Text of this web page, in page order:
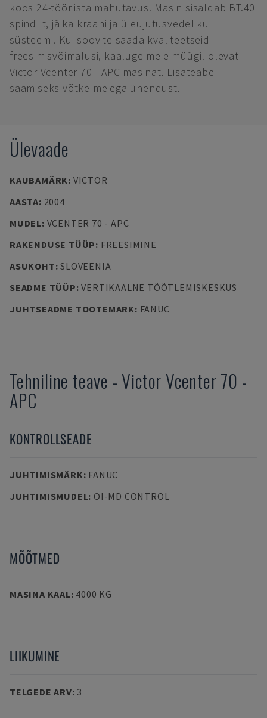
koos 24-tööriista mahutavus. Masin sisaldab BT.40
spindlit, jäika kraani ja üleujutusvedeliku
süsteemi. Kui soovite saada kvaliteetseid
freesimisvõimalusi, kaaluge meie müügil olevat
Victor Vcenter 70 - APC masinat. Lisateabe
saamiseks võtke meiega ühendust.
Ülevaade
KAUBAMÄRK: VICTOR
AASTA: 2004
MUDEL: VCENTER 70 - APC
RAKENDUSE TÜÜP: FREESIMINE
ASUKOHT:SLOVEENIA
SEADME TÜÜP:VERTIKAALNE TÖÖTLEMISKESKUS
JUHTSEADME TOOTEMARK: FANUC
Tehniline teave - Victor Vcenter 70 -
APC
KONTROLLSEADE
JUHTIMISMÄRK: FANUC
JUHTIMISMUDEL: OI-MD CONTROL
MÕÕTMED
MASINA KAAL: 4000 KG
LIIKUMINE
TELGEDE ARV: 3